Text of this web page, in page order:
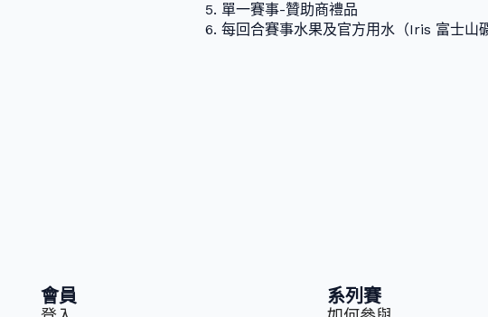
單一賽事-贊助商禮品
每回合賽事水果及官方用水（Iris 富士山
會員 系列賽